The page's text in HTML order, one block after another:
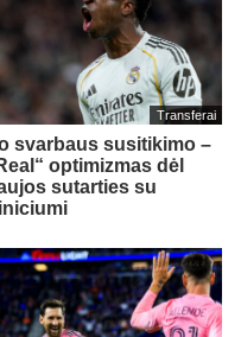
Transferai
svarbaus susitikimo –
optimizmas dėl
sutarties su